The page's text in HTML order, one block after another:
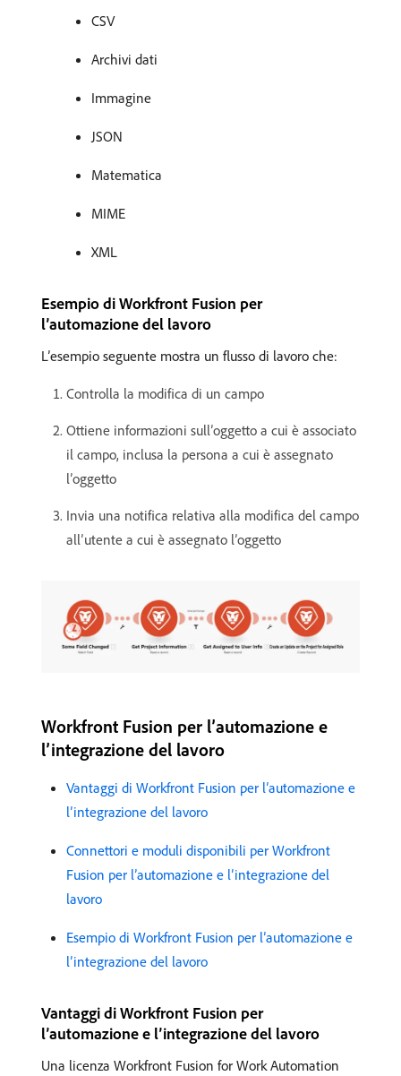
CSV
Archivi dati
Immagine
JSON
Matematica
MIME
XML
Esempio di Workfront Fusion per
l’automazione del lavoro
L’esempio seguente mostra un flusso di lavoro che:
Controlla la modifica di un campo
Ottiene informazioni sull’oggetto a cui è associato
il campo, inclusa la persona a cui è assegnato
l’oggetto
Invia una notifica relativa alla modifica del campo
all’utente a cui è assegnato l’oggetto
Workfront Fusion per l’automazione e
l’integrazione del lavoro
Vantaggi di Workfront Fusion per l’automazione e
l’integrazione del lavoro
Connettori e moduli disponibili per Workfront
Fusion per l’automazione e l’integrazione del
lavoro
Esempio di Workfront Fusion per l’automazione e
l’integrazione del lavoro
Vantaggi di Workfront Fusion per
l’automazione e l’integrazione del lavoro
Una licenza Workfront Fusion for Work Automation